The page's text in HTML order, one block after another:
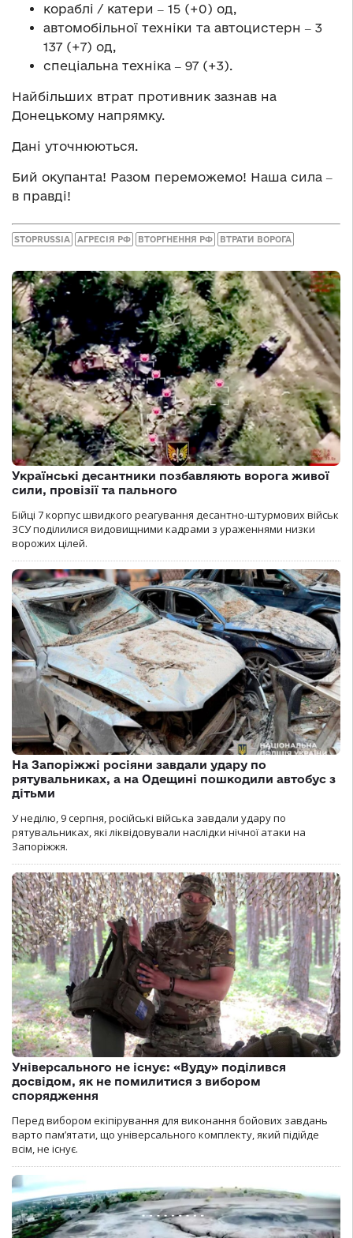
кораблі / катери ‒ 15 (+0) од,
автомобільної техніки та автоцистерн ‒ 3
137 (+7) од,
спеціальна техніка ‒ 97 (+3).
Найбільших втрат противник зазнав на
Донецькому напрямку.
Дані уточнюються.
Бий окупанта! Разом переможемо! Наша сила ‒
в правді!
STOPRUSSIA АГРЕСІЯ РФ ВТОРГНЕННЯ РФ ВТРАТИ ВОРОГА
Українські десантники позбавляють ворога живої
сили, провізії та пального
Бійці 7 корпус швидкого реагування десантно-штурмових військ
ЗСУ поділилися видовищними кадрами з ураженнями низки
ворожих цілей.
На Запоріжжі росіяни завдали удару по
рятувальниках, а на Одещині пошкодили автобус з
дітьми
У неділю, 9 серпня, російські війська завдали удару по
рятувальниках, які ліквідовували наслідки нічної атаки на
Запоріжжя.
Універсального не існує: «Вуду» поділився
досвідом, як не помилитися з вибором
спорядження
Перед вибором екіпірування для виконання бойових завдань
варто пам’ятати, що універсального комплекту, який підійде
всім, не існує.